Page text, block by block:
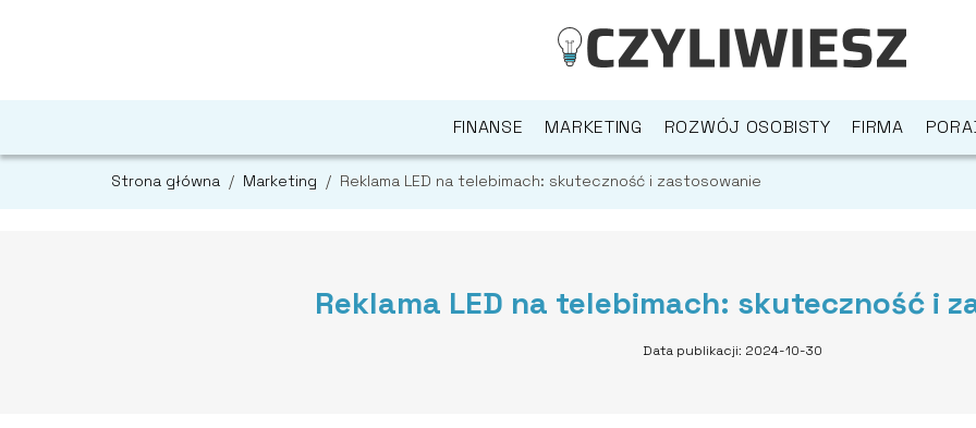
FINANSE MARKETING ROZWÓJ OSOBISTY FIRMA
Strona główna / Marketing / Reklama LED na telebimach: skuteczność i zastosowanie
Reklama LED na telebimach: skuteczność i
Data publikacji: 2024-10-30